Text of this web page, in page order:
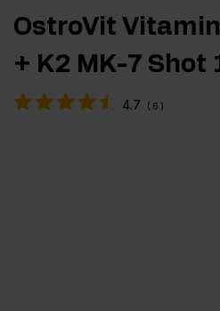
OstroVit
+ K2 MK-7 Shot
4.7 ( 6 )